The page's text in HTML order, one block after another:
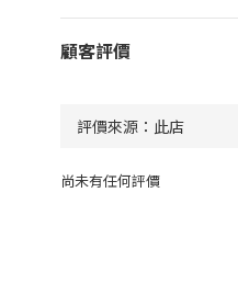
顧客評價
尚未有任何評價